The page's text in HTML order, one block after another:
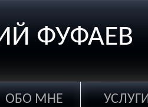
ФУФАЕВ
ОБО МНЕ